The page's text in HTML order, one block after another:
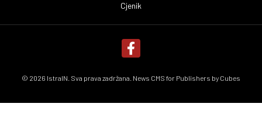
Cjenik
© 2026 IstraIN. Sva prava zadržana. News CMS for Publishers by Cubes